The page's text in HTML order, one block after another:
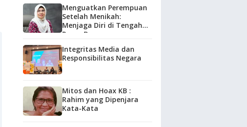
Menguatkan Perempuan
Setelah Menikah:
Menjaga Diri di Tengah
Peran Baru
Integritas Media dan
Responsibilitas Negara
Mitos dan Hoax KB :
Rahim yang Dipenjara
Kata-Kata